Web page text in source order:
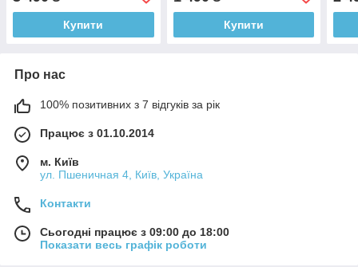
Купити Купити
Про нас
100% позитивних з 7 відгуків за рік
Працює з 01.10.2014
м. Київ
ул. Пшеничная 4, Київ, Україна
Контакти
Сьогодні працює з 09:00 до 18:00
Показати весь графік роботи